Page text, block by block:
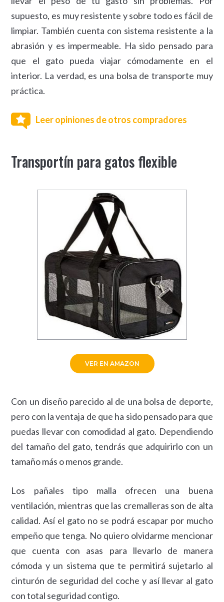
supuesto, es muy resistente y sobre todo es fácil de
limpiar. También cuenta con sistema resistente a la
abrasión y es impermeable. Ha sido pensado para
que el gato pueda viajar cómodamente en el
interior. La verdad, es una bolsa de transporte muy
práctica.
Leer opiniones de otros compradores
Transportín para gatos flexible
VER EN AMAZON
Con un diseño parecido al de una bolsa de deporte,
pero con la ventaja de que ha sido pensado para que
puedas llevar con comodidad al gato. Dependiendo
del tamaño del gato, tendrás que adquirirlo con un
tamaño más o menos grande.
Los pañales tipo malla ofrecen una buena
ventilación, mientras que las cremalleras son de alta
calidad. Así el gato no se podrá escapar por mucho
empeño que tenga. No quiero olvidarme mencionar
que cuenta con asas para llevarlo de manera
cómoda y un sistema que te permitirá sujetarlo al
cinturón de seguridad del coche y así llevar al gato
con total seguridad contigo.